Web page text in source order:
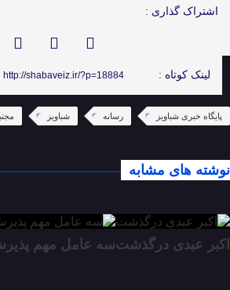
اشتراک گذاری :
لینک کوتاه : http://shabaveiz.ir/?p=18884
پایگاه خبری شباویز رسانه شباویز
نوشته های مشابه
اکبر عبدی درگذشتسه عامل مهم